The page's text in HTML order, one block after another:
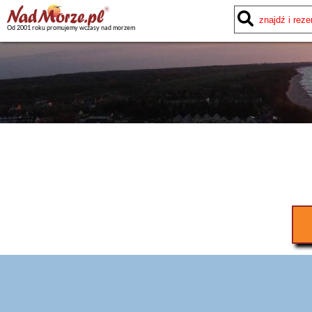
Od 2001 roku promujemy wczasy nad morzem